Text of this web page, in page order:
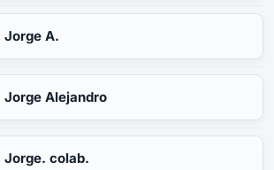
Jorge A.
Jorge Alejandro
Jorge. colab.